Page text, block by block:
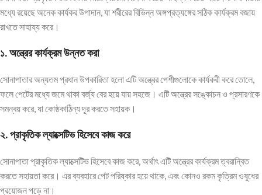
মধ্যে রয়েছে অনেক কার্যকর উপাদান, যা শরীরের বিভিন্ন অঙ্গপ্রত্যঙ্গের সঠিক কার্যক্রম বজায়
রাখতে সাহায্য করে।
১. অন্ত্রের কার্যক্রম উন্নত করা
সোনাপাতার অন্যতম প্রধান উপকারিতা হলো এটি অন্ত্রের পেশীগুলোকে কার্যকরী করে তোলে,
ফলে পেটের মধ্যে জমে থাকা বর্জ্য বের হয়ে যায় সহজে। এটি অন্ত্রের সঙ্কোচন ও প্রসারণকে
সমন্বয় করে, যা কোষ্ঠকাঠিন্য দূর করতে সহায়ক।
২. প্রাকৃতিক ল্যাক্সেটিভ হিসেবে কাজ করে
সোনাপাতা প্রাকৃতিক ল্যাক্সেটিভ হিসেবে কাজ করে, অর্থাৎ এটি অন্ত্রের কার্যক্রম ত্বরান্বিত
করতে সহায়তা করে। এর ব্যবহারে পেট পরিষ্কার হয়ে থাকে, এবং কোনও রকম কৃত্রিম ওষুধের
প্রয়োজন পড়ে না।